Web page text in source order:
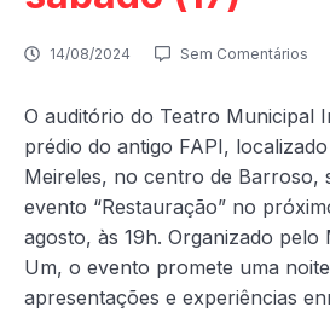
14/08/2024 Sem Comentários
O auditório do Teatro Municipal
prédio do antigo FAPI,
Meireles, no centro de Barroso,
evento “Restauração” no
agosto, às 19h. Organizado pelo
Um, o evento promete uma
apresentações e experiências